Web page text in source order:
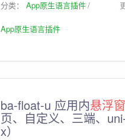
分类： App原生语言插件
App原生语言插件
ba-float-u 应用内悬浮窗
页、自定义、三端、
x）